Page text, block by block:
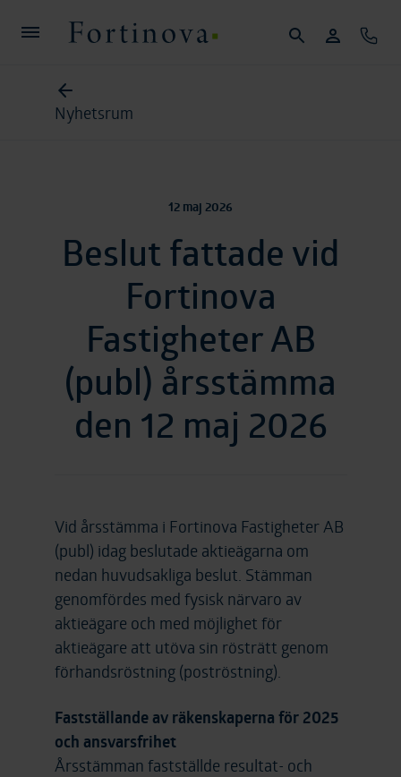
Sök Mina sidor
Nyhetsrum
12 maj 2026
Beslut fattade vid
Fortinova
Fastigheter AB
(publ) årsstämma
den 12 maj 2026
Vid årsstämma i Fortinova Fastigheter AB
(publ) idag beslutade aktieägarna om
nedan huvudsakliga beslut. Stämman
genomfördes med fysisk närvaro av
aktieägare och med möjlighet för
aktieägare att utöva sin rösträtt genom
förhandsröstning (poströstning).
Fastställande av räkenskaperna för 2025
och ansvarsfrihet
Årsstämman fastställde resultat- och